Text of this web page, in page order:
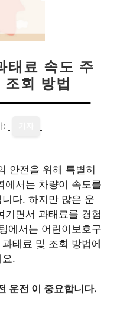
태료 속도 주
회 방법
:
안전을 위해 특별히
에서는 차량이 속도를
다. 하지만 많은 운
기면서 과태료를 경험
에서는 어린이보호구
태료 및 조회 방법에
.
운전 이 중요합니다.